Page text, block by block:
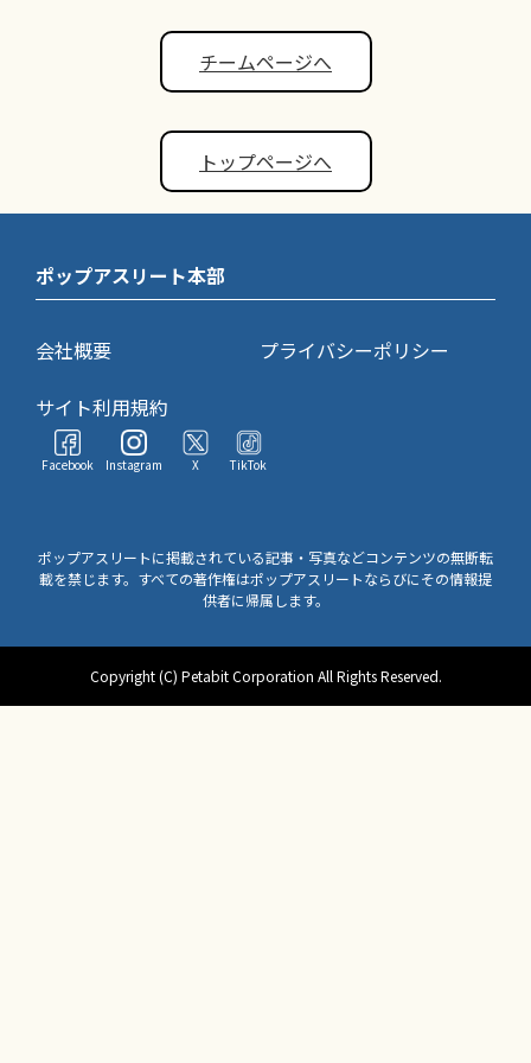
チームページへ
トップページへ
ポップアスリート本部
会社概要
プライバシーポリシー
サイト利用規約
Facebook Instagram X TikTok
ポップアスリートに掲載されている記事・写真などコンテンツの無断転
載を禁じます。すべての著作権はポップアスリートならびにその情報提
供者に帰属します。
Copyright (C) Petabit Corporation All Rights Reserved.